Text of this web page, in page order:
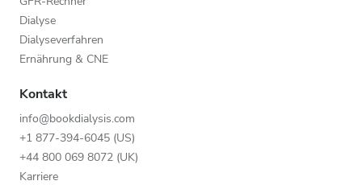
Dialyse
Dialyseverfahren
Ernährung & CNE
Kontakt
info@bookdialysis.com
+1 877-394-6045 (US)
+44 800 069 8072 (UK)
Karriere